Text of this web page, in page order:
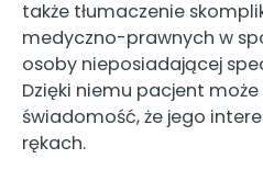
także tłumaczenie
medyczno-prawnych w
osoby nieposiadającej
Dzięki niemu pacjent
świadomość, że jego
rękach.